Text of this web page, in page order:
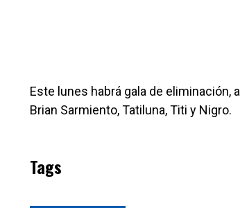
Este lunes habrá gala de eliminación,
Brian Sarmiento, Tatiluna, Titi y Nigro.
Tags